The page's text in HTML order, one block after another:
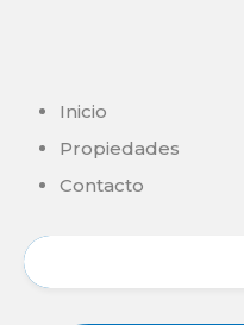
Inicio
Propiedades
Contacto